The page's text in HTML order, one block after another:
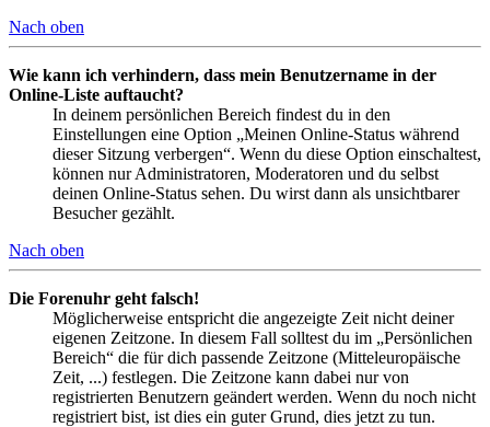
Nach oben
Wie kann ich verhindern, dass mein Benutzername in der
Online-Liste auftaucht?
In deinem persönlichen Bereich findest du in den
Einstellungen eine Option „Meinen Online-Status während
dieser Sitzung verbergen“. Wenn du diese Option einschaltest,
können nur Administratoren, Moderatoren und du selbst
deinen Online-Status sehen. Du wirst dann als unsichtbarer
Besucher gezählt.
Nach oben
Die Forenuhr geht falsch!
Möglicherweise entspricht die angezeigte Zeit nicht deiner
eigenen Zeitzone. In diesem Fall solltest du im „Persönlichen
Bereich“ die für dich passende Zeitzone (Mitteleuropäische
Zeit, ...) festlegen. Die Zeitzone kann dabei nur von
registrierten Benutzern geändert werden. Wenn du noch nicht
registriert bist, ist dies ein guter Grund, dies jetzt zu tun.